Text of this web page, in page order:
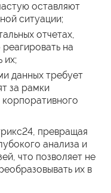
оставляют
ситуации;
отчетах,
на
их;
данных требует
за рамки
превращая
анализа и
что позволяет не
их в